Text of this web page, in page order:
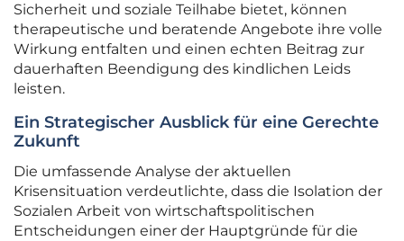
Sicherheit und soziale Teilhabe bietet, können
therapeutische und beratende Angebote ihre volle
Wirkung entfalten und einen echten Beitrag zur
dauerhaften Beendigung des kindlichen Leids
leisten.
Ein Strategischer Ausblick für eine Gerechte
Zukunft
Die umfassende Analyse der aktuellen
Krisensituation verdeutlichte, dass die Isolation der
Sozialen Arbeit von wirtschaftspolitischen
Entscheidungen einer der Hauptgründe für die